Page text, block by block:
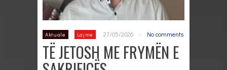
Aktuale Lajme 27/05/2026 - No comments
TË JETOSH ME FRYMËN E